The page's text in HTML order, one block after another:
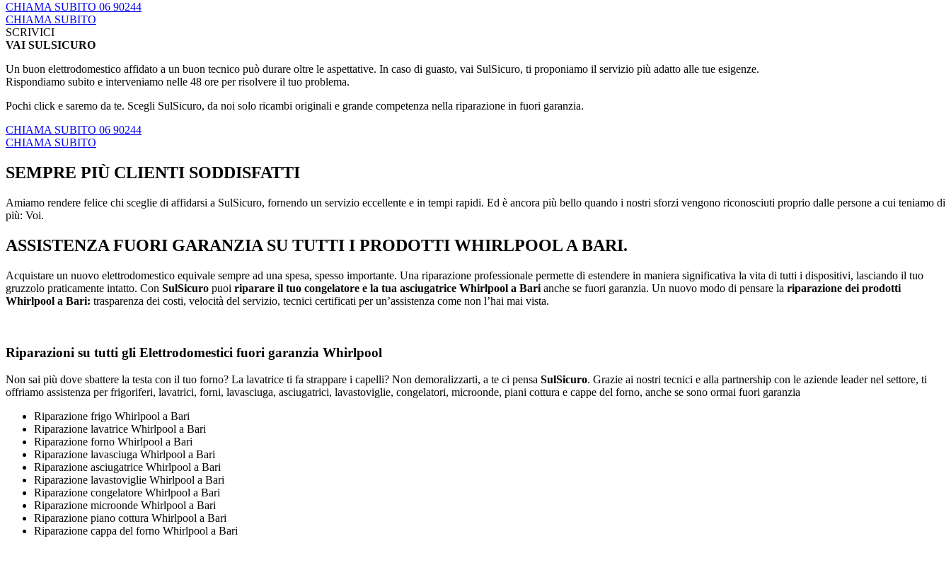
CHIAMA SUBITO 06 90244
CHIAMA SUBITO
SCRIVICI
VAI SULSICURO
Un buon elettrodomestico affidato a un buon tecnico può durare oltre le aspettative. In caso di guasto, vai SulSicuro, ti proponiamo il servizio più adatto alle tue esigenze.
Rispondiamo subito e interveniamo nelle 48 ore per risolvere il tuo problema.
Pochi click e saremo da te. Scegli SulSicuro, da noi solo ricambi originali e grande competenza nella riparazione in fuori garanzia.
CHIAMA SUBITO 06 90244
CHIAMA SUBITO
SEMPRE PIÙ CLIENTI SODDISFATTI
Amiamo rendere felice chi sceglie di affidarsi a SulSicuro, fornendo un servizio eccellente e in tempi rapidi. Ed è ancora più bello quando i nostri sforzi vengono riconosciuti proprio dalle persone a cui teniamo di
più: Voi.
ASSISTENZA FUORI GARANZIA SU TUTTI I PRODOTTI WHIRLPOOL A BARI.
Acquistare un nuovo elettrodomestico equivale sempre ad una spesa, spesso importante. Una riparazione professionale permette di estendere in maniera significativa la vita di tutti i dispositivi, lasciando il tuo
gruzzolo praticamente intatto. Con SulSicuro puoi riparare il tuo congelatore e la tua asciugatrice Whirlpool a Bari anche se fuori garanzia. Un nuovo modo di pensare la riparazione dei prodotti
Whirlpool a Bari: trasparenza dei costi, velocità del servizio, tecnici certificati per un’assistenza come non l’hai mai vista.
Riparazioni su tutti gli Elettrodomestici fuori garanzia Whirlpool
Non sai più dove sbattere la testa con il tuo forno? La lavatrice ti fa strappare i capelli? Non demoralizzarti, a te ci pensa SulSicuro. Grazie ai nostri tecnici e alla partnership con le aziende leader nel settore, ti
offriamo assistenza per frigoriferi, lavatrici, forni, lavasciuga, asciugatrici, lavastoviglie, congelatori, microonde, piani cottura e cappe del forno, anche se sono ormai fuori garanzia
Riparazione frigo Whirlpool a Bari
Riparazione lavatrice Whirlpool a Bari
Riparazione forno Whirlpool a Bari
Riparazione lavasciuga Whirlpool a Bari
Riparazione asciugatrice Whirlpool a Bari
Riparazione lavastoviglie Whirlpool a Bari
Riparazione congelatore Whirlpool a Bari
Riparazione microonde Whirlpool a Bari
Riparazione piano cottura Whirlpool a Bari
Riparazione cappa del forno Whirlpool a Bari